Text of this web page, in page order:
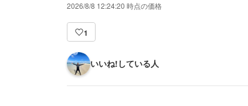
2026/8/8 12:24:20 時点の価格
1
いいね!している人